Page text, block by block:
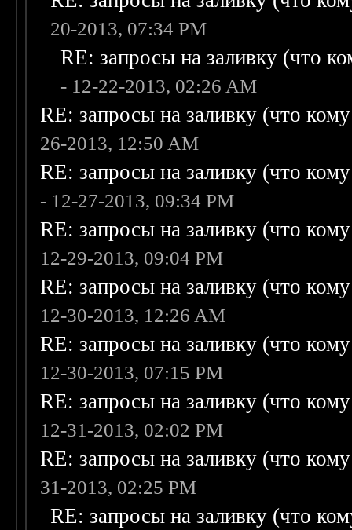
20-2013, 07:34 PM
RE: запросы на заливку (что
- 12-22-2013, 02:26 AM
RE: запросы на заливку (что
26-2013, 12:50 AM
RE: запросы на заливку (что
- 12-27-2013, 09:34 PM
RE: запросы на заливку (что
12-29-2013, 09:04 PM
RE: запросы на заливку (что
12-30-2013, 12:26 AM
RE: запросы на заливку (что
12-30-2013, 07:15 PM
RE: запросы на заливку (что
12-31-2013, 02:02 PM
RE: запросы на заливку (что
31-2013, 02:25 PM
RE: запросы на заливку (что